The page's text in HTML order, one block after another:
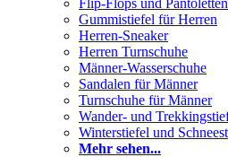
Flip-Flops und
Gummistiefel für Herren
Herren-Sneaker
Herren Turnschuhe
Männer-Wasserschuhe
Sandalen für Männer
Turnschuhe für Männer
Wander- und
Winterstiefel und
Mehr sehen...